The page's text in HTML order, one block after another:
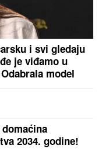
i svi gledaju
je viđamo u
model
2034. godine!